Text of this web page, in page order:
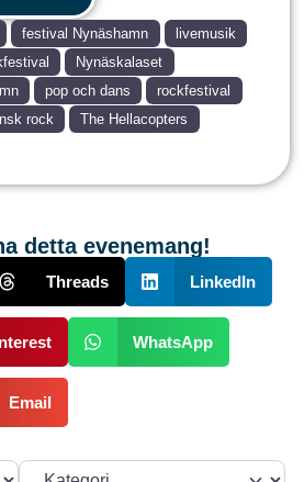
festival Nynäshamn
livemusik
Nynäskalaset
pop och dans
rockfestival
rock
The Hellacopters
detta evenemang!
Threads LinkedIn
WhatsApp
Email
Kategori